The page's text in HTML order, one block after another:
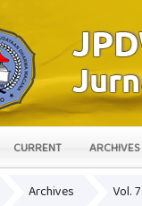
CURRENT ARCHIVES
Archives Vol.